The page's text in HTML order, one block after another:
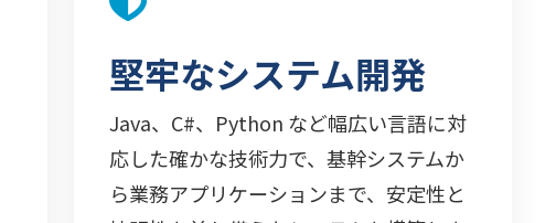
堅牢なシステム開発
Java、C#、Python など幅広い言語に対
応した確かな技術力で、基幹システムか
ら業務アプリケーションまで、安定性と